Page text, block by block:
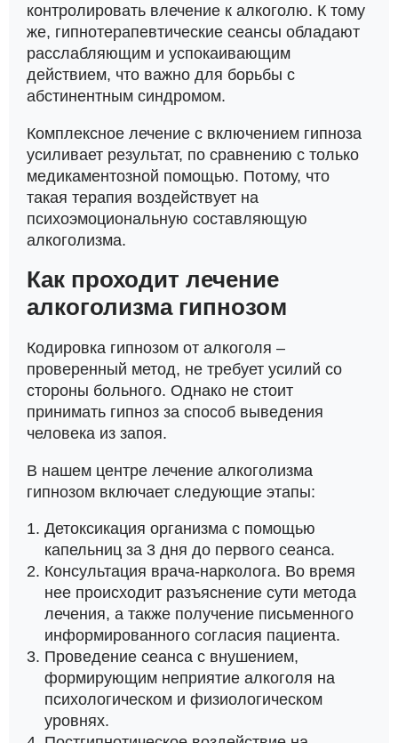
контролировать влечение к алкоголю. К тому
же, гипнотерапевтические сеансы обладают
расслабляющим и успокаивающим
действием, что важно для борьбы с
абстинентным синдромом.
Комплексное лечение с включением гипноза
усиливает результат, по сравнению с только
медикаментозной помощью. Потому, что
такая терапия воздействует на
психоэмоциональную составляющую
алкоголизма.
Как проходит лечение
алкоголизма гипнозом
Кодировка гипнозом от алкоголя –
проверенный метод, не требует усилий со
стороны больного. Однако не стоит
принимать гипноз за способ выведения
человека из запоя.
В нашем центре лечение алкоголизма
гипнозом включает следующие этапы:
Детоксикация организма с помощью
капельниц за 3 дня до первого сеанса.
Консультация врача-нарколога. Во время
нее происходит разъяснение сути метода
лечения, а также получение письменного
информированного согласия пациента.
Проведение сеанса с внушением,
формирующим неприятие алкоголя на
психологическом и физиологическом
уровнях.